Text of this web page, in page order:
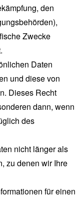
den
Zwecke
Daten
und diese von
Dieses Recht
dann, wenn
des
nicht länger als
zu denen wir Ihre
für einen